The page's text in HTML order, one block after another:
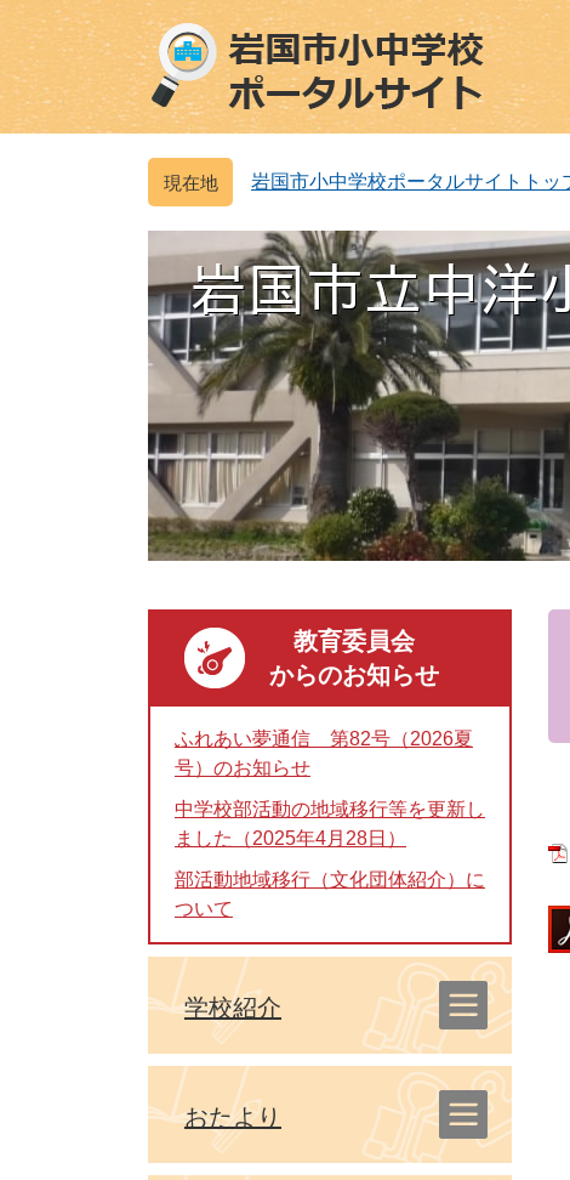
ジ
の
先
ュ
ー
を
岩国市小中学校ポータルサイトトッ
教育委員会
からのお知らせ
ふれあい夢通信 第82号（2026夏
号）のお知らせ
中学校部活動の地域移行等を更新し
ました（2025年4月28日）
部活動地域移行（文化団体紹介）に
ついて
学校紹介
おたより